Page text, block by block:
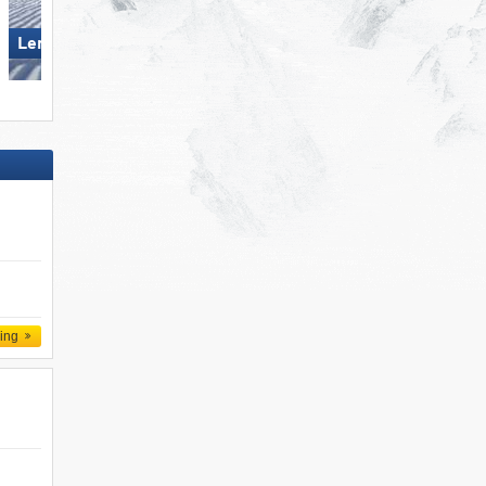
Lermoos – Grubigstein
Nauders am Reschenpass –
Bergkastel